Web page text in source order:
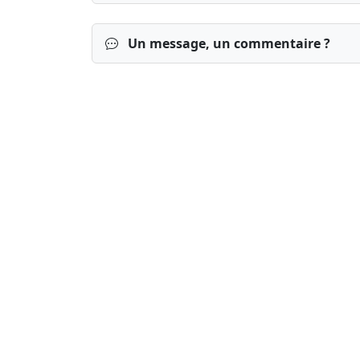
Un message, un commentaire ?